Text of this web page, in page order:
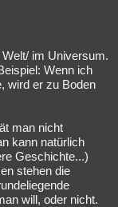
im Universum.
Wenn ich
wird er zu Boden
man nicht
kann natürlich
Geschichte...)
stehen die
will, oder nicht.